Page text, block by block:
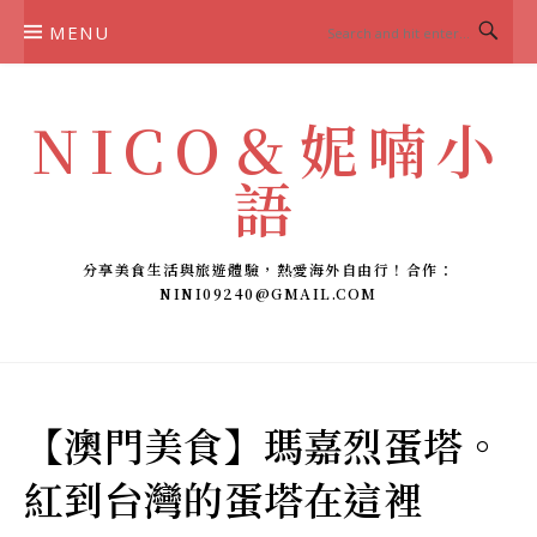
MENU
NICO＆妮喃小
語
分享美食生活與旅遊體驗，熱愛海外自由行！合作：
NINI09240@GMAIL.COM
【澳門美食】瑪嘉烈蛋塔。
紅到台灣的蛋塔在這裡